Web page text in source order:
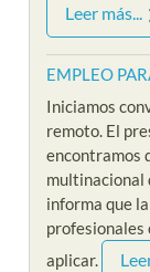
Leer más...
EMPLEO
Iniciamos
remoto. El
encontramos
multinacional
informa que
profesionales
aplicar.